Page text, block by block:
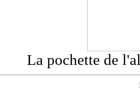
La pochette de